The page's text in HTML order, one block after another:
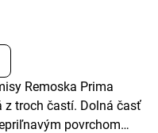
Remoska Prima
z troch častí. Dolná časť
povrchom